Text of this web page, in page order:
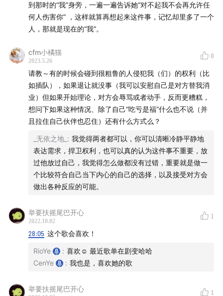
谢谢大家收听我们的播客！
接下来是我们喜爱的音乐时刻：
29:47 11个绿度母 - 黛青塔娜,HAYA乐团
封面故事：店里下午的光线超级迷人
🪐 关于「炑星迹」
「炑星迹」，炑是mù，意思是「火炽燃烧」，象征着光，
我们希望再微弱的光也可以穿越星际。
Hi，大家好，我们是「炑星迹」主理人 Rio 和 Cen，我们
很喜欢「播客」，也希望通过声音的形式和大家分享我们
的创业故事、在舟山的生活、最近看的书和影视、对手作
🥳 如果你喜欢我们的节目，欢迎和我们做朋友：
搜索「炑星迹」：公众号、小红书等平台都可以找到我
到那时的“我”身旁，一遍一遍告诉她“对不起我不会再允许任
何人伤害你” ，这样就算再想起来这件事，记忆却里多了一个
人，那就是现在的“我”。
cfm小橘猫
2023.5.26
0
请教～有的时候会碰到很粗鲁的人侵犯我（们）的权利（比
如插队），如果退让就没事（我可以安慰自己是对方替我消
业）但如果开始理论，对方会辱骂或者动手，反而更糟糕，
想问下如果这种情况、除了自己“吃亏是福”什么也不说（并
且拉住自己伙伴也忍住）还有什么方式么？
_无依之地_ : 我觉得两者都可以，你可以清晰冷静平静地
表达需求，捍卫权利，也可以真的认为这件事不重要，放
过他放过自己，我觉得怎么做都没有过错，重要就是做一
个比较符合自己当下内心的自己的选择，以及接受对方会
做出各种反应的可能。
举要扶摇尾巴开心
2022.10.02
1
28:05 这个歌会喜欢！
RioYe : 喜欢☺️ 最近歌单在剧变哈哈
CenYe
: 我也是，喜欢她的歌
举要扶摇尾巴开心 1